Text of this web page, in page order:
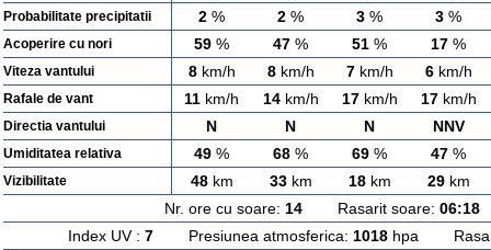
Probabilitate precipitatii 2 % 2 % 3 % 3 %
Acoperire cu nori 59 % 47 % 51 % 17 %
Viteza vantului 8km/h 8km/h 7km/h 6km/h
Rafale de vant 11 km/h 14km/h 17km/h 17km/h
Directia vantului N N N NNV
Umiditatea relativa 49 % 68 % 69 % 47 %
Vizibilitate 48km 33km 18km 29km
Nr. ore cu soare: 14Rasarit soare: 06:18
Index UV : 7Presiunea atmosferica: 1018hpa